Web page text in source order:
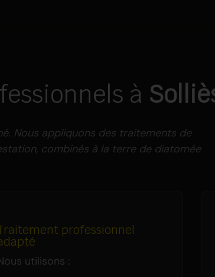
à
Nous appliquons des traitements de
combinés à la terre de diatomée
professionnel
utilisons :